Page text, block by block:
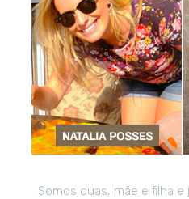
Somos duas, mãe e filha